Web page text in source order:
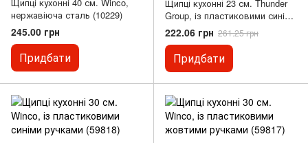
нержавіюча сталь (10229)
245.00 грн
Придбати
Щипці кухонні 23 см. Thunder
Group, із пластиковими синіми
або зеленими ручками (10230)
222.06 грн 261.25 грн
Придбати